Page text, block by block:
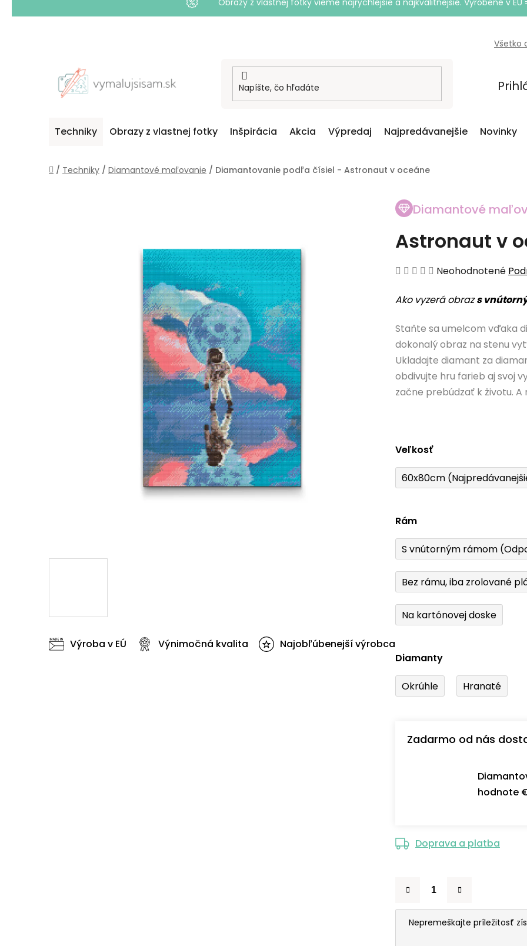
Obrazy z vlastnej fotky vieme najrýchlejšie a najkvalitnejšie. Vyrobené v EÚ
Všetko
Techniky Obrazy z vlastnej fotky Inšpirácia Akcia Výpredaj Najpredávanejšie Novinky
Domov
/ Techniky / Diamantové maľovanie / Diamantovanie podľa čísiel - Astronaut v oceáne
Diamantové
Astronaut v
Priemerné
produktu
0,0
z
5
hviezdičiek.
Neohodnotené
Ako vyzerá obrazs
Staňte sa umelcom vďaka
dokonalý obraz na stenu
Ukladajte diamant za
obdivujte hru farieb aj svoj
začne prebúdzať k životu.
Veľkosť
60x80cm
Rám
S vnútorným rámom
Bez rámu, iba zrolované
Na kartónovej doske
Diamanty
Okrúhle Hranaté
Zadarmo od nás
hodnote
Doprava a platba
Nepremeškajte príležitosť
Výroba v EÚ Výnimočná kvalita Najobľúbenejší výrobca